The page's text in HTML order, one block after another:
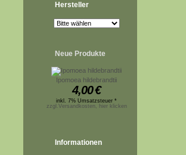
Hersteller
Neue Produkte
Ipomoea hildebrandtii
4,00€
inkl. 7% Umsatzsteuer *
zzgl.Versandkosten, hier klicken
Informationen